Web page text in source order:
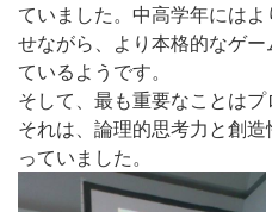
ていました。中高学年には
せながら、より本格的なゲ
ているようです。
そして、最も重要なことはプ
それは、論理的思考力と創
っていました。